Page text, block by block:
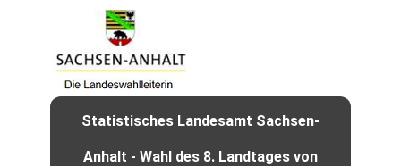
Statistisches Landesamt Sachsen-
Anhalt - Wahl des 8. Landtages von